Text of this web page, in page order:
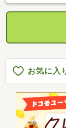
お気に入